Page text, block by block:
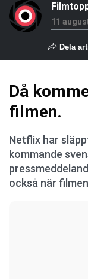
11
Dela
Då
filmen.
Netflix har
kommande
också när